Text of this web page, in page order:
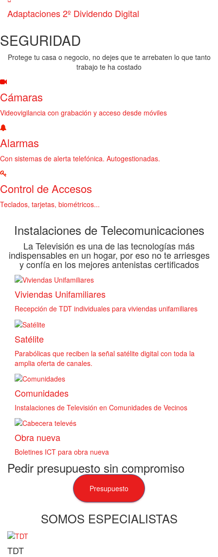
Adaptaciones 2º Dividendo Digital
SEGURIDAD
Protege tu casa o negocio, no dejes que te arrebaten lo que tanto
trabajo te ha costado
Cámaras
Videovigilancia con grabación y acceso desde móviles
Alarmas
Con sistemas de alerta telefónica. Autogestionadas.
Control de Accesos
Teclados, tarjetas, biométricos...
Instalaciones de Telecomunicaciones
La Televisión es una de las tecnologías más
indispensables en un hogar, por eso no te arriesges
y confía en los mejores antenistas certificados
Viviendas Unifamiliares
Recepción de TDT individuales para viviendas unifamiliares
Satélite
Parabólicas que reciben la señal satélite digital con toda la
amplia oferta de canales.
Comunidades
Instalaciones de Televisión en Comunidades de Vecinos
Obra nueva
Boletines ICT para obra nueva
Pedir presupuesto sin compromiso
Presupuesto
SOMOS ESPECIALISTAS
TDT